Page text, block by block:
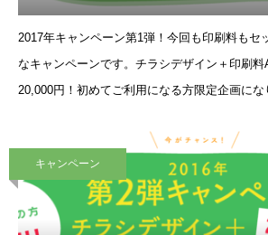
2017年キャンペーン第1弾！今回も印刷料もセ
なキャンペーンです。チラシデザイン＋印刷
20,000円！初めてご利用になる方限定企画に
キャンペーン